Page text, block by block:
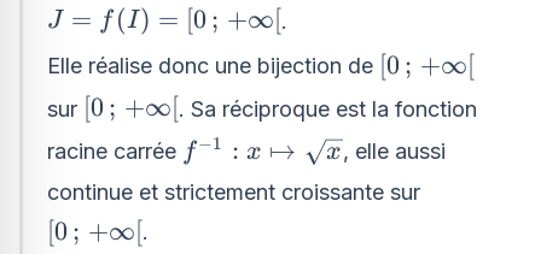
J = f(I) =
[0\,;\,+\infty[
J = f (I) = [0 ; +∞[.
Elle réalise donc une bijection de [0 ; +∞[
sur [0\,;\,+\infty[
[0 ; +∞[. Sa réciproque est la fonction
racine carrée f^{-1} :
x
f−1 : x ↦ x, elle aussi
continue et strictement croissante sur
[0\,;\,+\infty[
[0 ; +∞[.